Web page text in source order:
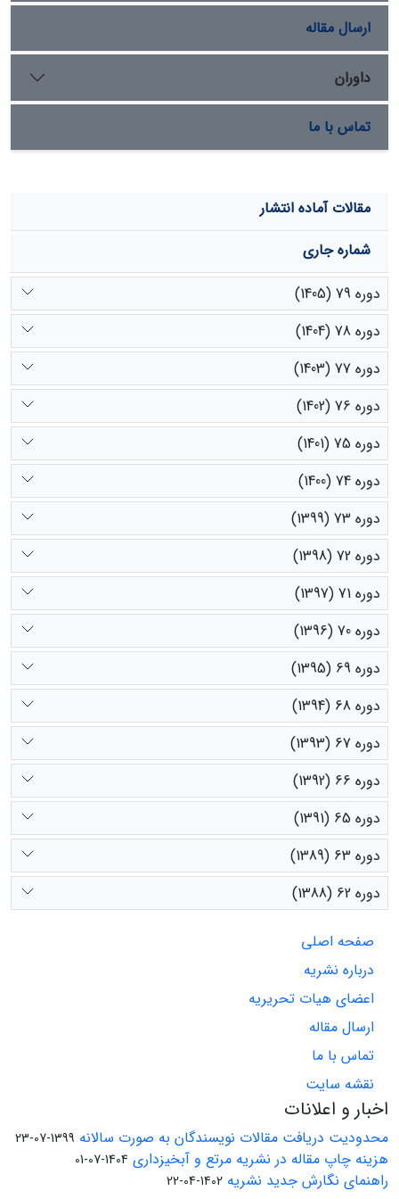
ارسال مقاله
داوران
تماس با ما
مقالات آماده انتشار
شماره جاری
دوره 79 (1405)
دوره 78 (1404)
دوره 77 (1403)
دوره 76 (1402)
دوره 75 (1401)
دوره 74 (1400)
دوره 73 (1399)
دوره 72 (1398)
دوره 71 (1397)
دوره 70 (1396)
دوره 69 (1395)
دوره 68 (1394)
دوره 67 (1393)
دوره 66 (1392)
دوره 65 (1391)
دوره 63 (1389)
دوره 62 (1388)
صفحه اصلی
درباره نشریه
اعضای هیات تحریریه
ارسال مقاله
تماس با ما
نقشه سایت
اخبار و اعلانات
محدودیت دریافت مقالات نویسندگان به صورت سالانه 1399-07-23
هزینه چاپ مقاله در نشریه مرتع و آبخیزداری 1404-07-01
راهنمای نگارش جدید نشریه 1402-04-22